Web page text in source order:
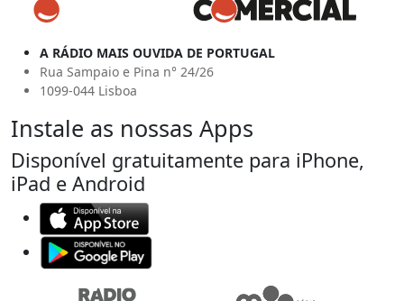
A RÁDIO MAIS OUVIDA DE PORTUGAL
Rua Sampaio e Pina n° 24/26
1099-044 Lisboa
Instale as nossas Apps
Disponível gratuitamente para iPhone,
iPad e Android